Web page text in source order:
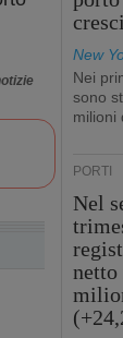
New
Nei
sono
milioni
PORTI
Nel
netto